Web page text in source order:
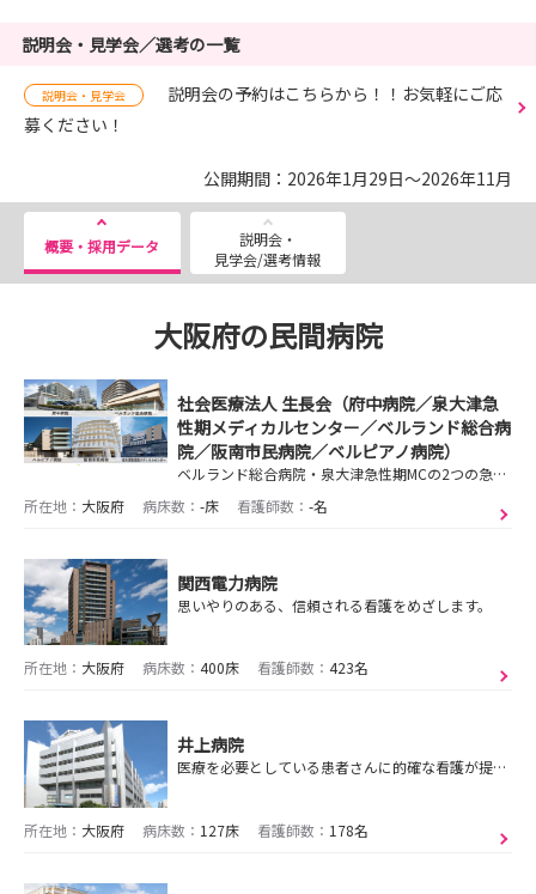
説明会・見学会／選考の一覧
説明会・見学会
説明会の予約はこちらから！！お気軽にご応
募ください！
公開期間：2026年1月29日～2026年11月
概要・採用データ
説明会・
見学会/選考情報
大阪府の民間病院
社会医療法人 生長会（府中病院／泉大津急
性期メディカルセンター／ベルランド総合病
院／阪南市民病院／ベルピアノ病院）
ベルランド総合病院・泉大津急性期MCの2つの急性期総合病院を中核として、保健・医療・福祉を統合したトータルヘルスケアサービスを展開し、地域に貢献しています！
所在地： 大阪府 病床数： -床 看護師数： -名
関西電力病院
思いやりのある、信頼される看護をめざします。
所在地： 大阪府 病床数： 400床 看護師数： 423名
井上病院
医療を必要としている患者さんに的確な看護が提供できる力が身につく仕事環境！「ワークライフバランス」を重視した”働く自分・生活を楽しむ自分づくり”を大切にします
所在地： 大阪府 病床数： 127床 看護師数： 178名